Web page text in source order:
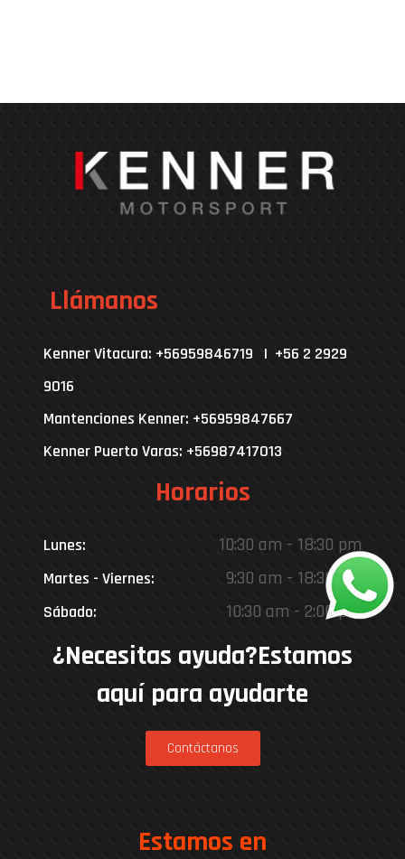
Llámanos
Kenner Vitacura: +56959846719 | +56 2 2929
9016
Mantenciones Kenner: +56959847667
Kenner Puerto Varas: +56987417013
Horarios
Lunes: 10:30 am - 18:30 pm
Martes - Viernes: 9:30 am - 18:30 pm
Sábado: 10:30 am - 2:00 pm
¿Necesitas ayuda?Estamos
aquí para ayudarte
Contáctanos
Estamos en